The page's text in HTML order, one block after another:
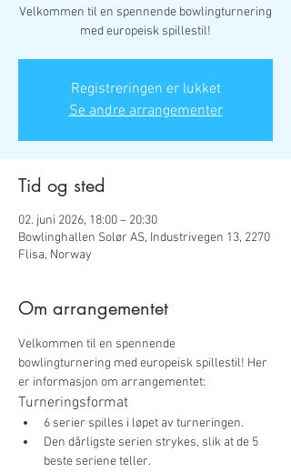
Velkommen til en spennende bowlingturnering
med europeisk spillestil!
Registreringen er lukket
Se andre arrangementer
Tid og sted
02. juni 2026, 18:00 – 20:30
Bowlinghallen Solør AS, Industrivegen 13, 2270
Flisa, Norway
Om arrangementet
Velkommen til en spennende
bowlingturnering med europeisk spillestil! Her
er informasjon om arrangementet:
Turneringsformat
6 serier spilles i løpet av turneringen.
Den dårligste serien strykes, slik at de 5
beste seriene teller.